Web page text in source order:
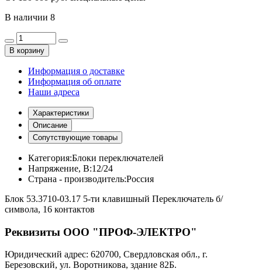
В наличии 8
В корзину
Информация о доставке
Информация об оплате
Наши адреса
Характеристики
Описание
Сопутствующие товары
Категория:Блоки переключателей
Напряжение, В:12/24
Страна - производитель:Россия
Блок 53.3710-03.17 5-ти клавишный Переключатель б/
символа, 16 контактов
Реквизиты ООО "ПРОФ-ЭЛЕКТРО"
Юридический адрес: 620700, Свердловская обл., г.
Березовский, ул. Воротникова, здание 82Б.